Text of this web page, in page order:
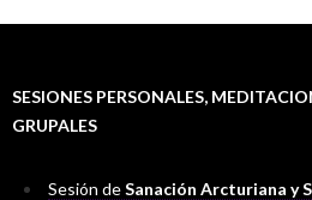
SESIONES PERSONALES,
GRUPALES
Sesión deSanación Arcturiana y